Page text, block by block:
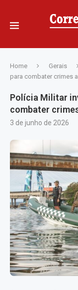
Home Gerais
para combater crimes
Polícia Militar
combater
3 de junho de 2026